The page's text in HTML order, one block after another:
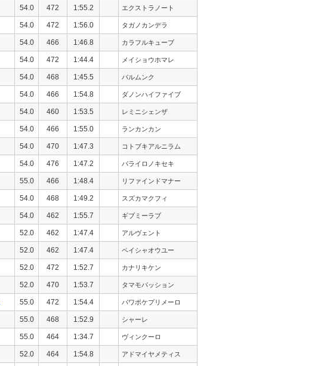
54.0 472 1:55.2 エクストラノート
54.0 472 1:56.0 タガノカンデラ
54.0 466 1:46.8 カラフルキューブ
54.0 472 1:44.4 メイショウホマレ
54.0 468 1:45.5 バルムンク
54.0 466 1:54.8 ダノンハイファイブ
54.0 460 1:53.5 レミニシェンザ
54.0 466 1:55.0 ランカンカン
54.0 470 1:47.3 コトブキアルニラム
54.0 476 1:47.2 バライロノキセキ
55.0 466 1:48.4 リファインドマナー
54.0 468 1:49.2 スズカマクフィ
54.0 462 1:55.7 ギブミーラブ
52.0 462 1:47.4 アルヴェント
52.0 462 1:47.4 ペイシャオウユー
52.0 472 1:52.7 カナリキケン
52.0 470 1:53.7 タマモパッション
55.0 472 1:54.4 パワポケプリメーロ
55.0 468 1:52.9 シャーレ
55.0 464 1:34.7 ヴィンクーロ
52.0 464 1:54.8 アドマイヤメティス